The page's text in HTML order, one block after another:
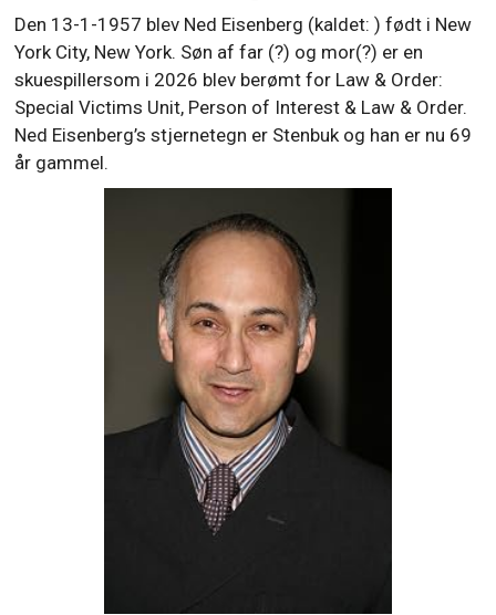
Den 13-1-1957 blev Ned Eisenberg (kaldet: ) født i New
York City, New York. Søn af far (?) og mor(?) er en
skuespillersom i 2026 blev berømt for Law & Order:
Special Victims Unit, Person of Interest & Law & Order.
Ned Eisenberg’s stjernetegn er Stenbuk og han er nu 69
år gammel.